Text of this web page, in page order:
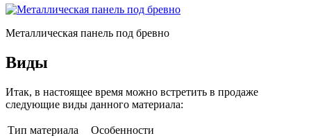
Металлическая панель под бревно
Виды
Итак, в настоящее время можно встретить в продаже
следующие виды данного материала:
Тип материала Особенности